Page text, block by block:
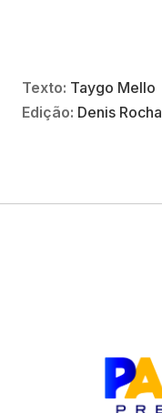
Texto: Taygo Mello
Edição: Denis Rocha